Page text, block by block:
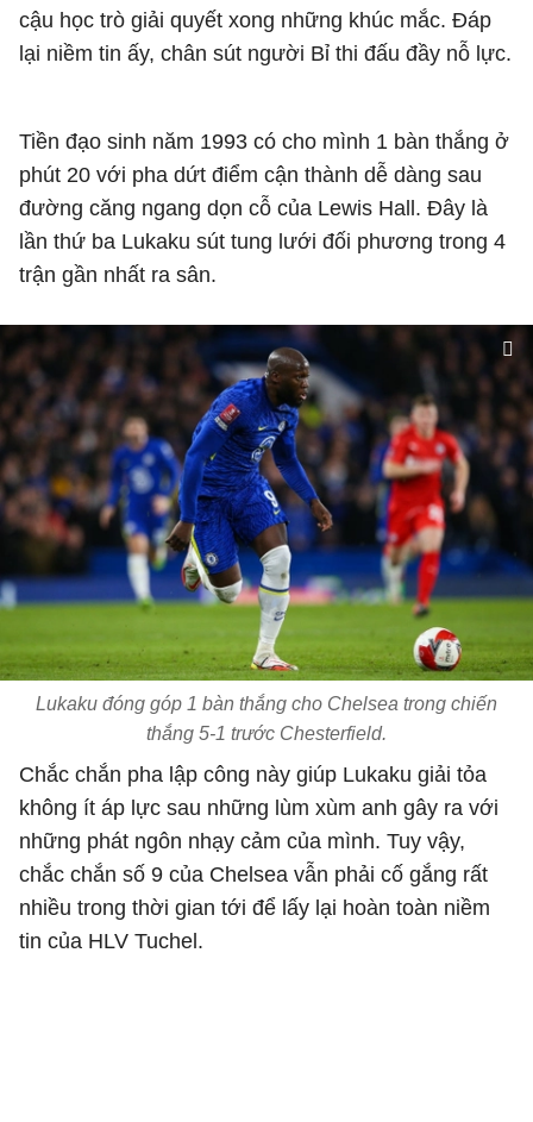
cậu học trò giải quyết xong những khúc mắc. Đáp
lại niềm tin ấy, chân sút người Bỉ thi đấu đầy nỗ lực.
Tiền đạo sinh năm 1993 có cho mình 1 bàn thắng ở
phút 20 với pha dứt điểm cận thành dễ dàng sau
đường căng ngang dọn cỗ của Lewis Hall. Đây là
lần thứ ba Lukaku sút tung lưới đối phương trong 4
trận gần nhất ra sân.
Lukaku đóng góp 1 bàn thắng cho Chelsea trong chiến
thắng 5-1 trước Chesterfield.
Chắc chắn pha lập công này giúp Lukaku giải tỏa
không ít áp lực sau những lùm xùm anh gây ra với
những phát ngôn nhạy cảm của mình. Tuy vậy,
chắc chắn số 9 của Chelsea vẫn phải cố gắng rất
nhiều trong thời gian tới để lấy lại hoàn toàn niềm
tin của HLV Tuchel.